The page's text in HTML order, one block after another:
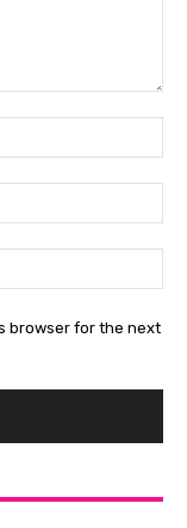
browser for the next